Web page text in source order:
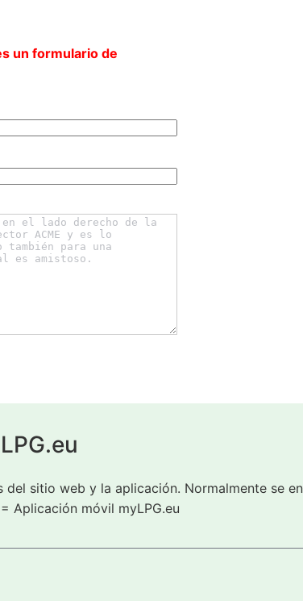
un formulario de
sitio web y la aplicación. Normalmente se
Aplicación móvil myLPG.eu